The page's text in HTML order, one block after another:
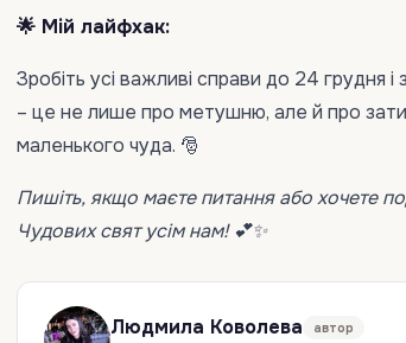
🌟 Мій лайфхак:
Зробіть усі важливі справи до 24 грудня
– це не лише про метушню, але й про
маленького чуда. 🎅
Пишіть, якщо маєте питання або хочете
Чудових свят усім нам! 💕✨
Людмила Коволева автор